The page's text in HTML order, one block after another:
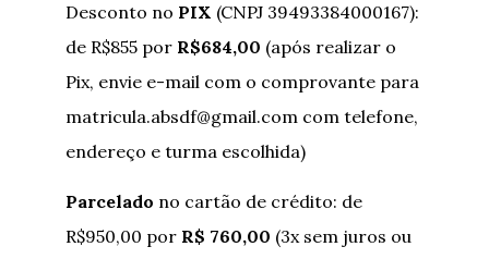
Desconto no PIX (CNPJ 39493384000167):
de R$855 por R$684,00 (após realizar o
Pix, envie e-mail com o comprovante para
matricula.absdf@gmail.com com telefone,
endereço e turma escolhida)
Parcelado no cartão de crédito: de
R$950,00 por R$ 760,00 (3x sem juros ou